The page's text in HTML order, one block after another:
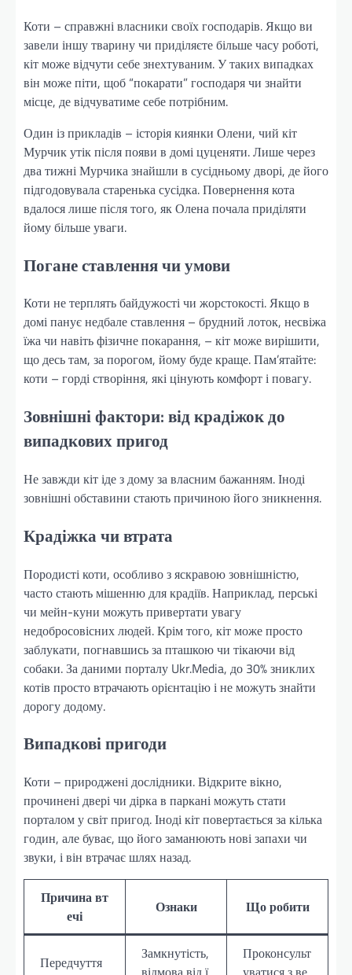
Коти – справжні власники своїх господарів. Якщо ви
завели іншу тварину чи приділяєте більше часу роботі,
кіт може відчути себе знехтуваним. У таких випадках
він може піти, щоб “покарати” господаря чи знайти
місце, де відчуватиме себе потрібним.
Один із прикладів – історія киянки Олени, чий кіт
Мурчик утік після появи в домі цуценяти. Лише через
два тижні Мурчика знайшли в сусідньому дворі, де його
підгодовувала старенька сусідка. Повернення кота
вдалося лише після того, як Олена почала приділяти
йому більше уваги.
Погане ставлення чи умови
Коти не терплять байдужості чи жорстокості. Якщо в
домі панує недбале ставлення – брудний лоток, несвіжа
їжа чи навіть фізичне покарання, – кіт може вирішити,
що десь там, за порогом, йому буде краще. Пам’ятайте:
коти – горді створіння, які цінують комфорт і повагу.
Зовнішні фактори: від крадіжок до
випадкових пригод
Не завжди кіт іде з дому за власним бажанням. Іноді
зовнішні обставини стають причиною його зникнення.
Крадіжка чи втрата
Породисті коти, особливо з яскравою зовнішністю,
часто стають мішенню для крадіїв. Наприклад, перські
чи мейн-куни можуть привертати увагу
недобросовісних людей. Крім того, кіт може просто
заблукати, погнавшись за пташкою чи тікаючи від
собаки. За даними порталу Ukr.Media, до 30% зниклих
котів просто втрачають орієнтацію і не можуть знайти
дорогу додому.
Випадкові пригоди
Коти – природжені дослідники. Відкрите вікно,
прочинені двері чи дірка в паркані можуть стати
порталом у світ пригод. Іноді кіт повертається за кілька
годин, але буває, що його заманюють нові запахи чи
звуки, і він втрачає шлях назад.
Причина вт
ечі
Ознаки Що робити
Передчуття
Замкнутість,
Проконсульт